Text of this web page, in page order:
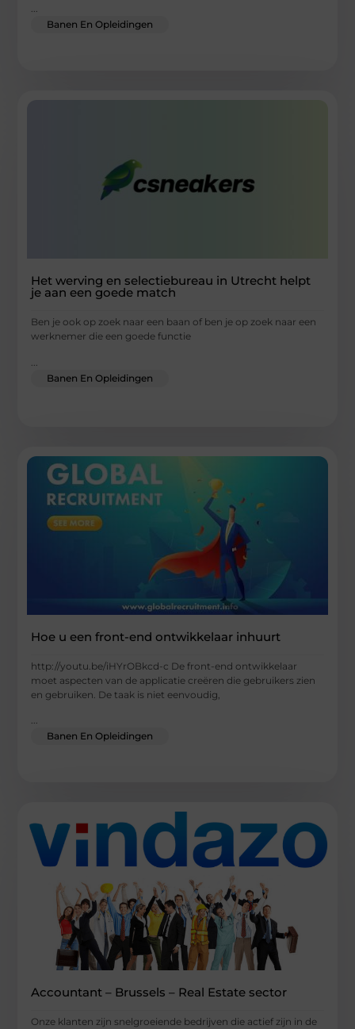
...
Banen En Opleidingen
Het werving en selectiebureau in Utrecht helpt
je aan een goede match
Ben je ook op zoek naar een baan of ben je op zoek naar een
werknemer die een goede functie
Banen En Opleidingen
Hoe u een front-end ontwikkelaar inhuurt
http://youtu.be/iHYrOBkcd-c De front-end ontwikkelaar
moet aspecten van de applicatie creëren die gebruikers zien
en gebruiken. De taak is niet eenvoudig,
...
Banen En Opleidingen
Accountant – Brussels – Real Estate sector
Onze klanten zijn snelgroeiende bedrijven die actief zijn in de